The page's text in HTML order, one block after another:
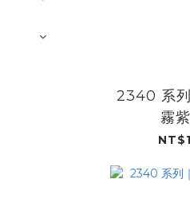
2340 系
霧